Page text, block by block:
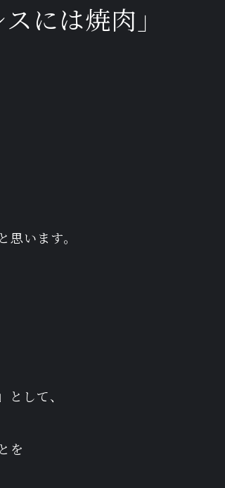
スには焼肉」
思います。
として、
を